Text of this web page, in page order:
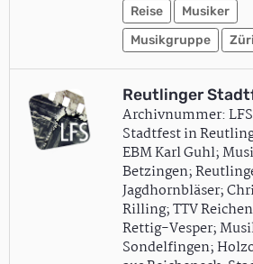
Reise
Musiker
Musikgruppe
Reutlinger
Archivnummer:
Stadtfest in
EBM Karl Guhl;
Betzingen;
Jagdhornbläser;
Rilling; TTV
Rettig-Vesper;
Sondelfingen;